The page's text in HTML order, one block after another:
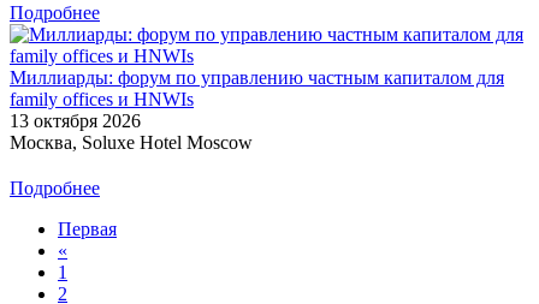
Подробнее
Миллиарды: форум по управлению частным капиталом для
family offices и HNWIs
13 октября 2026
Москва, Soluxe Hotel Moscow
Подробнее
Первая
«
1
2